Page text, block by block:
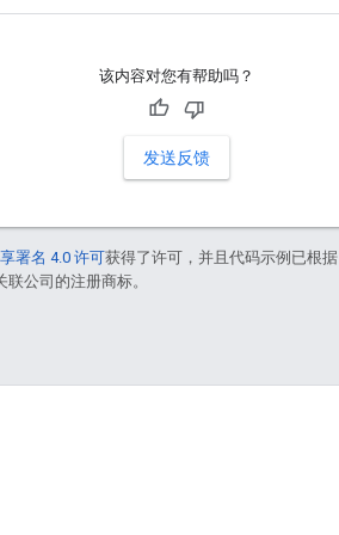
该内容对您有帮助吗？
发送反馈
署名 4.0 许可获得了许可，并且代码示例已根据
公司的注册商标。